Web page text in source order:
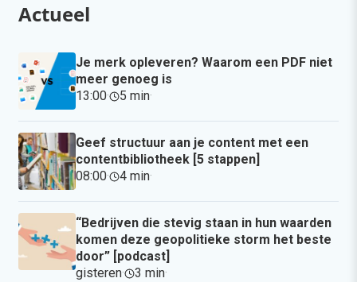
Actueel
Je merk opleveren? Waarom een PDF niet
meer genoeg is
13:00· 5 min·
Geef structuur aan je content met een
contentbibliotheek [5 stappen]
08:00· 4 min·
“Bedrijven die stevig staan in hun waarden
komen deze geopolitieke storm het beste
door” [podcast]
gisteren· 3 min·